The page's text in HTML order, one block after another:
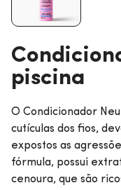
piscina
O Condicionador
cutículas dos fios,
expostos as
fórmula, possui
cenoura, que são